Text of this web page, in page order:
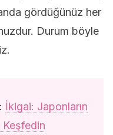
gördüğünüz her
Durum böyle
İkigai: Japonların
Keşfedin